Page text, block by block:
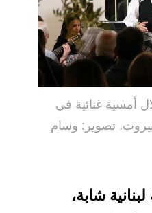
أمسية غنائية في
تصوير: وسام
شابة،